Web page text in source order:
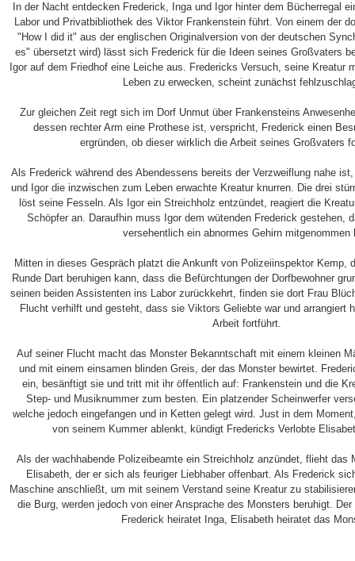
In der Nacht entdecken Frederick, Inga und Igor hinter dem Bücherregal
Labor und Privatbibliothek des Viktor Frankenstein führt. Von einem der
"How I did it" aus der englischen Originalversion von der deutschen
es" übersetzt wird) lässt sich Frederick für die Ideen seines Großvaters
Igor auf dem Friedhof eine Leiche aus. Fredericks Versuch, seine Kreatur
Leben zu erwecken, scheint zunächst
Zur gleichen Zeit regt sich im Dorf Unmut über Frankensteins
dessen rechter Arm eine Prothese ist, verspricht, Frederick einen
ergründen, ob dieser wirklich die Arbeit seines Großvaters
Als Frederick während des Abendessens bereits der Verzweiflung nahe
und Igor die inzwischen zum Leben erwachte Kreatur knurren. Die drei
löst seine Fesseln. Als Igor ein Streichholz entzündet, reagiert die
Schöpfer an. Daraufhin muss Igor dem wütenden Frederick gestehen,
versehentlich ein abnormes Gehirn mitgenommen
Mitten in dieses Gespräch platzt die Ankunft von Polizeiinspektor Kemp,
Runde Dart beruhigen kann, dass die Befürchtungen der Dorfbewohner
seinen beiden Assistenten ins Labor zurückkehrt, finden sie dort Frau
Flucht verhilft und gesteht, dass sie Viktors Geliebte war und arrangiert
Arbeit fortführt.
Auf seiner Flucht macht das Monster Bekanntschaft mit einem kleinen
und mit einem einsamen blinden Greis, der das Monster bewirtet.
ein, besänftigt sie und tritt mit ihr öffentlich auf: Frankenstein und die
Step- und Musiknummer zum besten. Ein platzender Scheinwerfer
welche jedoch eingefangen und in Ketten gelegt wird. Just in dem
von seinem Kummer ablenkt, kündigt Fredericks Verlobte
Als der wachhabende Polizeibeamte ein Streichholz anzündet, flieht das
Elisabeth, der er sich als feuriger Liebhaber offenbart. Als Frederick
Maschine anschließt, um mit seinem Verstand seine Kreatur zu
die Burg, werden jedoch von einer Ansprache des Monsters beruhigt.
Frederick heiratet Inga, Elisabeth heiratet das